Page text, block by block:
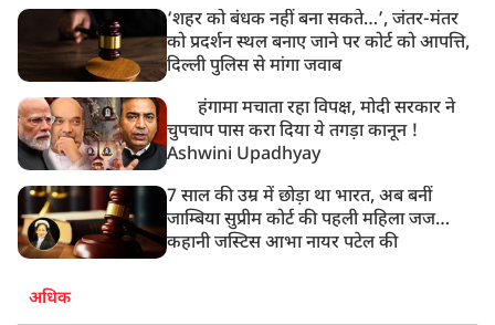
‘शहर को बंधक नहीं बना सकते…’, जंतर-मंतर
को प्रदर्शन स्थल बनाए जाने पर कोर्ट को आपत्ति,
दिल्ली पुलिस से मांगा जवाब
हंगामा मचाता रहा विपक्ष, मोदी सरकार ने
चुपचाप पास करा दिया ये तगड़ा कानून !
Ashwini Upadhyay
7 साल की उम्र में छोड़ा था भारत, अब बनीं
जाम्बिया सुप्रीम कोर्ट की पहली महिला जज…
कहानी जस्टिस आभा नायर पटेल की
अधिक